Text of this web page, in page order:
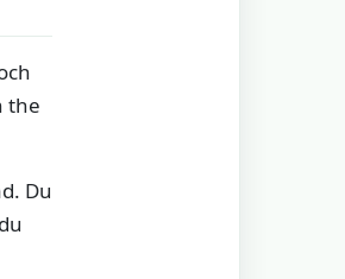
the
Du